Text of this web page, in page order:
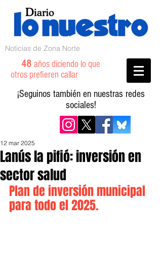
Noticias de Zona Norte
48 años diciendo lo que
otros prefieren callar
¡Seguinos también en nuestras redes
sociales!
Lanús la pifió: inversión en
sector salud
12 mar 2025
Plan de inversión municipal
para todo el 2025.